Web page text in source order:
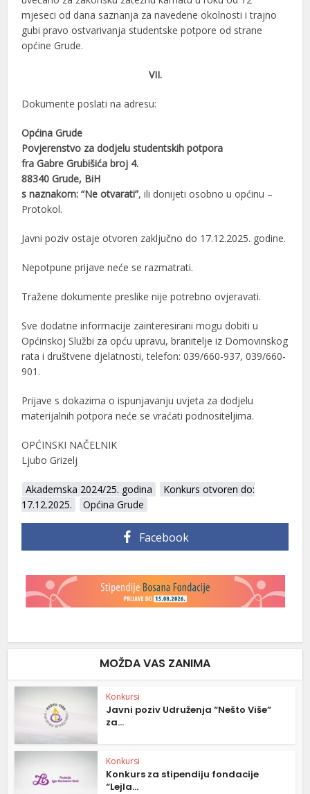
mjeseci od dana saznanja za navedene okolnosti i trajno
gubi pravo ostvarivanja studentske potpore od strane
općine Grude.
VII.
Dokumente poslati na adresu:
Općina Grude
Povjerenstvo za dodjelu studentskih potpora
fra Gabre Grubišića broj 4.
88340 Grude, BiH
s naznakom: “Ne otvarati”, ili donijeti osobno u općinu –
Protokol.
Javni poziv ostaje otvoren zaključno do 17.12.2025. godine.
Nepotpune prijave neće se razmatrati.
Tražene dokumente preslike nije potrebno ovjeravati.
Sve dodatne informacije zainteresirani mogu dobiti u
Općinskoj Službi za opću upravu, branitelje iz Domovinskog
rata i društvene djelatnosti, telefon: 039/660-937, 039/660-
901.
Prijave s dokazima o ispunjavanju uvjeta za dodjelu
materijalnih potpora neće se vraćati podnositeljima.
OPĆINSKI NAČELNIK
Ljubo Grizelj
Akademska 2024/25. godina
Konkurs otvoren do:
17.12.2025.
Općina Grude
Facebook
MOŽDA VAS ZANIMA
Konkursi
Javni poziv Udruženja “Nešto Više”
za...
Konkursi
Konkurs za stipendiju fondacije
“Lejla...